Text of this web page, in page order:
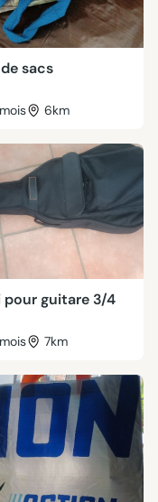
sacs
6km
pour guitare 3/4
7km